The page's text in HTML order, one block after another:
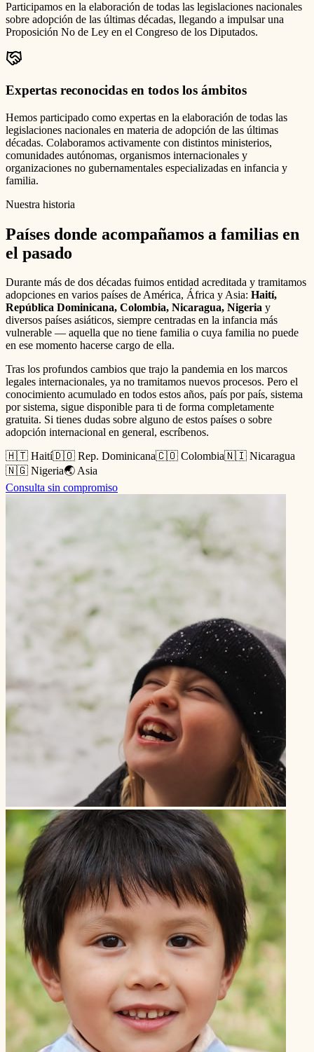
Participamos en la elaboración de todas las legislaciones nacionales
sobre adopción de las últimas décadas, llegando a impulsar una
Proposición No de Ley en el Congreso de los Diputados.
Expertas reconocidas en todos los ámbitos
Hemos participado como expertas en la elaboración de todas las
legislaciones nacionales en materia de adopción de las últimas
décadas. Colaboramos activamente con distintos ministerios,
comunidades autónomas, organismos internacionales y
organizaciones no gubernamentales especializadas en infancia y
familia.
Nuestra historia
Países donde acompañamos a familias en
el pasado
Durante más de dos décadas fuimos entidad acreditada y tramitamos
adopciones en varios países de América, África y Asia: Haití,
República Dominicana, Colombia, Nicaragua, Nigeria y
diversos países asiáticos, siempre centradas en la infancia más
vulnerable — aquella que no tiene familia o cuya familia no puede
en ese momento hacerse cargo de ella.
Tras los profundos cambios que trajo la pandemia en los marcos
legales internacionales, ya no tramitamos nuevos procesos. Pero el
conocimiento acumulado en todos estos años, país por país, sistema
por sistema, sigue disponible para ti de forma completamente
gratuita. Si tienes dudas sobre alguno de estos países o sobre
adopción internacional en general, escríbenos.
🇭🇹 Haití🇩🇴 Rep. Dominicana🇨🇴 Colombia🇳🇮 Nicaragua
🇳🇬 Nigeria🌏 Asia
Consulta sin compromiso